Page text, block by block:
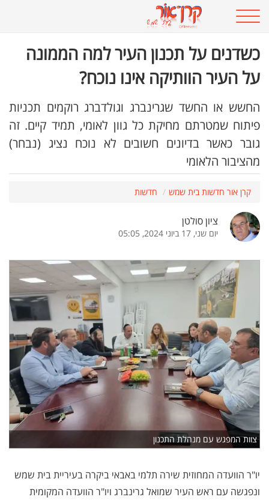
כשדנים על תכנון העיר למה הממונה
על העיר הוותיקה אינו נוכח?
החשש או החשד שגרינברג וגולדברג רוקמים תכניות
פיתוח שמטרתם מחיקת כל גוון לאומי, תמיד קיים. זה
גובר כאשר בדיונים חשובים לא נוכח נציג (נבחר)
מהציבור הלאומי
קרן אור חדשות בית שמש חדשות
ציון סולטן
יום שני, 17 ביוני 2024, 05:05
צוות המפגש עם מנהלת התכנון
יו"ר הוועדה המחוזית שירה תלמי באבאי ביקרה בעיריית בית שמש
ונפגשה עם ראש העיר שמואל גרינברג ויו"ר הוועדה המקומית